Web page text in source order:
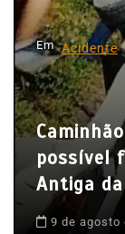
o
s
t
Em Acidente
possível
Antiga
9 de agosto